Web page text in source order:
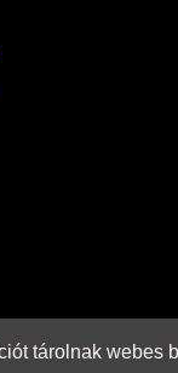
tárolnak